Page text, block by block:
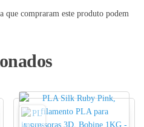
que compraram este produto podem